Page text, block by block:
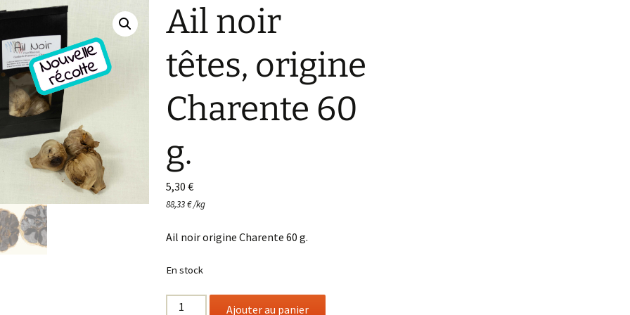
Ail noir
têtes, origine
Charente 60
g.
5,30€
88,33€/kg
Ail noir origine Charente 60 g.
En stock
quantité
Ajouter au panier